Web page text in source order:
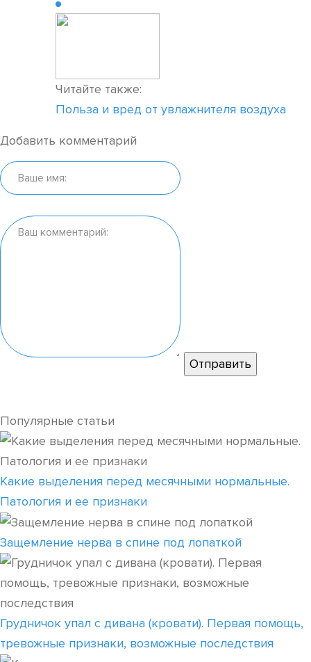
Читайте также:
Польза и вред от увлажнителя воздуха
Добавить комментарий
Популярные статьи
Какие выделения перед месячными нормальные.
Патология и ее признаки
Защемление нерва в спине под лопаткой
Грудничок упал с дивана (кровати). Первая помощь,
тревожные признаки, возможные последствия